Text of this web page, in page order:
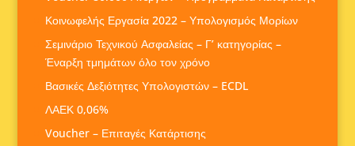
Κοινωφελής Εργασία 2022 – Υπολογισμός Μορίων
Σεμινάριο Τεχνικού Ασφαλείας – Γ’ κατηγορίας –
Έναρξη τμημάτων όλο τον χρόνο
Βασικές Δεξιότητες Υπολογιστών – ECDL
ΛΑΕΚ 0,06%
Voucher – Επιταγές Κατάρτισης